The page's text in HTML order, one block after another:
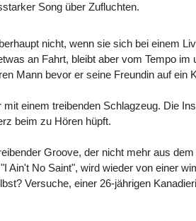
Song über Zufluchten.
nicht, wenn sie sich bei einem
an Fahrt, bleibt aber vom Tempo
Mann bevor er seine Freundin auf ein
einem treibenden Schlagzeug. Die
beim zu Hören hüpft.
Groove, der nicht mehr aus
Ain't No Saint", wird wieder von einer
Versuche, einer 26-jährigen